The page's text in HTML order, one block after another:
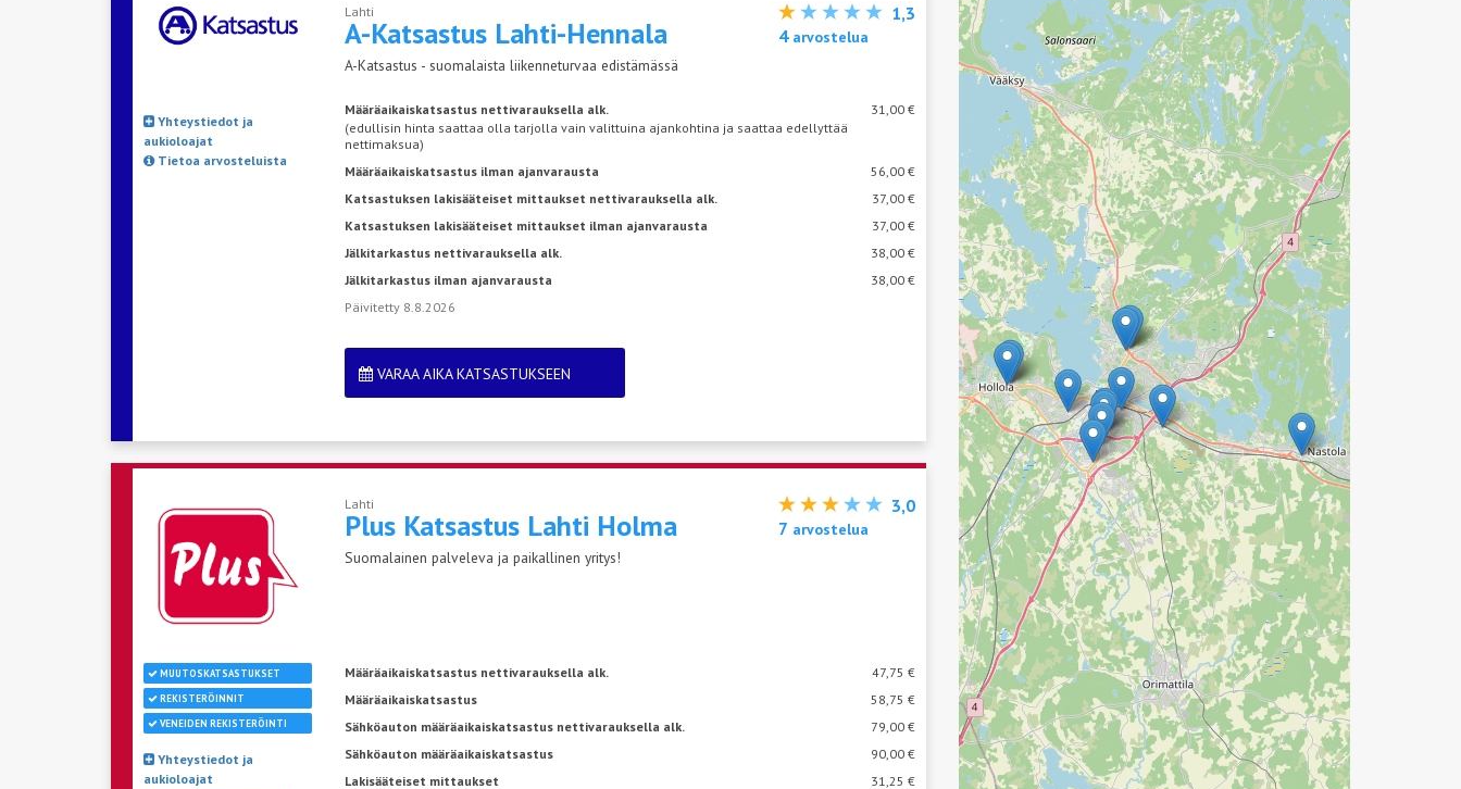
Lahti
A-Katsastus Lahti-Hennala
A-Katsastus - suomalaista liikenneturvaa edistämässä
1,3
4arvostelua
Yhteystiedot ja
aukioloajat
Tietoa arvosteluista
Määräaikaiskatsastus nettivarauksella alk.
31,00 €
(edullisin hinta saattaa olla tarjolla vain valittuina ajankohtina ja saattaa edellyttää
nettimaksua)
Määräaikaiskatsastus ilman ajanvarausta
56,00 €
Katsastuksen lakisääteiset mittaukset nettivarauksella alk.
37,00 €
Katsastuksen lakisääteiset mittaukset ilman ajanvarausta
37,00 €
Jälkitarkastus nettivarauksella alk.
38,00 €
Jälkitarkastus ilman ajanvarausta
38,00 €
Päivitetty 8.8.2026
VARAA AIKA KATSASTUKSEEN
Lahti
Plus Katsastus Lahti Holma
Suomalainen palveleva ja paikallinen yritys!
3,0
7 arvostelua
MUUTOSKATSASTUKSET
REKISTERÖINNIT
VENEIDEN REKISTERÖINTI
Yhteystiedot ja
aukioloajat
Määräaikaiskatsastus nettivarauksella alk.
47,75 €
Määräaikaiskatsastus
58,75 €
Sähköauton määräaikaiskatsastus nettivarauksella alk.
79,00 €
Sähköauton määräaikaiskatsastus
90,00 €
Lakisääteiset mittaukset
31,25 €